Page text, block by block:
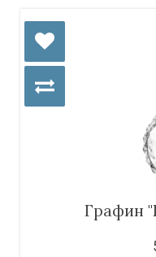
Графин